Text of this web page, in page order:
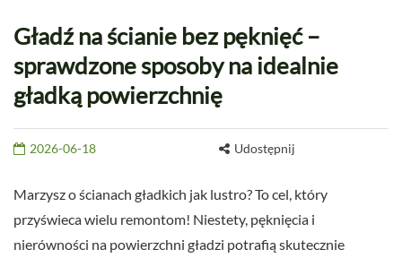
Gładź na ścianie bez pęknięć –
sprawdzone sposoby na idealnie
gładką powierzchnię
2026-06-18 Udostępnij
Marzysz o ścianach gładkich jak lustro? To cel, który
przyświeca wielu remontom! Niestety, pęknięcia i
nierówności na powierzchni gładzi potrafią skutecznie